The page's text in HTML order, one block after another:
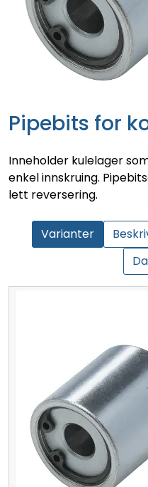
Pipebits for
Inneholder kulelager
enkel innskruing.
lett reversering.
Varianter